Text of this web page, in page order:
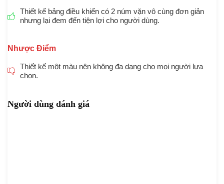
Thiết kế bảng điều khiển có 2 núm vặn vô cùng đơn giản
nhưng lại đem đến tiện lợi cho người dùng.
Nhược Điểm
Thiết kế một màu nên không đa dạng cho mọi người lựa
chọn.
Người dùng đánh giá